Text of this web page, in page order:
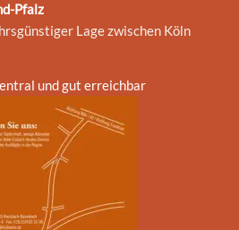
Pfalz
Lage zwischen Köln
und gut erreichbar